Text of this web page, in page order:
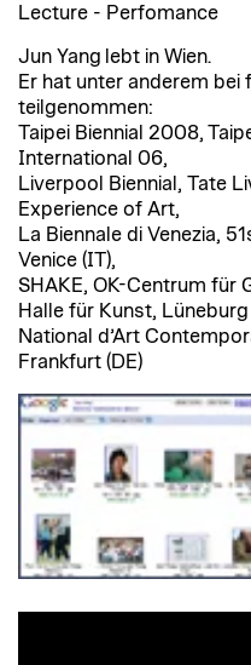
Lecture - Perfomance
Jun Yang lebt in Wien.
Er hat unter anderem
teilgenommen:
Taipei Biennial 2008,
International 06,
Liverpool Biennial, Tate
Experience of Art,
La Biennale di Venezia,
Venice (IT),
SHAKE, OK-Centrum für
Halle für Kunst,
National d’Art
Frankfurt (DE)